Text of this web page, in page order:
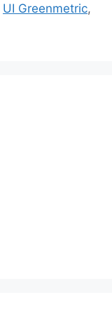
UI Greenmetric,